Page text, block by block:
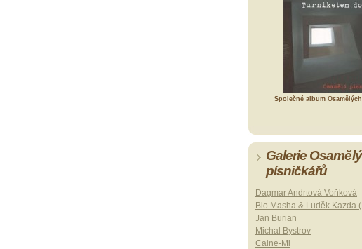
Společné album
Galerie
písničkářů
Dagmar Andrtová Voňková
Bio Masha & Luděk Kazda
Jan Burian
Michal Bystrov
Caine-Mi